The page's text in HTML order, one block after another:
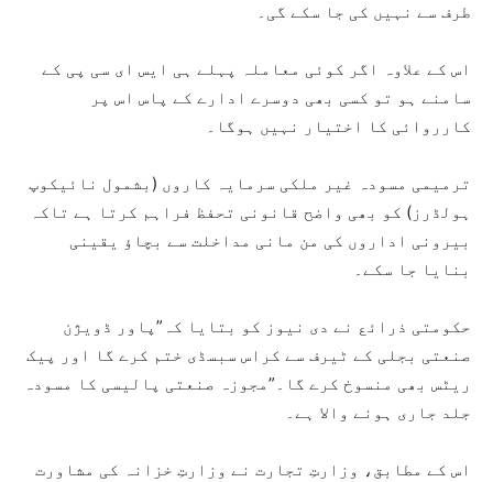
طرف سے نہیں کی جا سکے گی۔
اس کے علاوہ اگر کوئی معاملہ پہلے ہی ایس ای سی پی کے
سامنے ہو تو کسی بھی دوسرے ادارے کے پاس اس پر
کارروائی کا اختیار نہیں ہوگا۔
ترمیمی مسودہ غیر ملکی سرمایہ کاروں (بشمول نائیکوپ
ہولڈرز) کو بھی واضح قانونی تحفظ فراہم کرتا ہے تاکہ
بیرونی اداروں کی من مانی مداخلت سے بچاؤ یقینی
بنایا جا سکے۔
حکومتی ذرائع نے دی نیوز کو بتایا کہ”پاور ڈویژن
صنعتی بجلی کے ٹیرف سے کراس سبسڈی ختم کرے گا اور پیک
ریٹس بھی منسوخ کرے گا۔”مجوزہ صنعتی پالیسی کا مسودہ
جلد جاری ہونے والا ہے۔
اس کے مطابق، وزارتِ تجارت نے وزارتِ خزانہ کی مشاورت